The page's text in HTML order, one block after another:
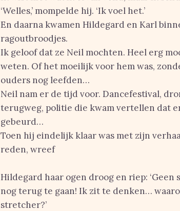
‘Welles,’ mompelde hij. ‘Ik voel het.’
En daarna kwamen Hildegard en Karl
ragoutbroodjes.
Ik geloof dat ze Neil mochten. Heel erg
weten. Of het moeilijk voor hem was,
ouders nog leefden…
Neil nam er de tijd voor. Dancefestival,
terugweg, politie die kwam vertellen dat
gebeurd…
Toen hij eindelijk klaar was met zijn
reden, wreef
Hildegard haar ogen droog en riep: ‘Geen
nog terug te gaan! Ik zit te denken…
stretcher?’